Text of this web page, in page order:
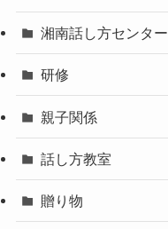
湘南話し方センター
研修
親子関係
話し方教室
贈り物